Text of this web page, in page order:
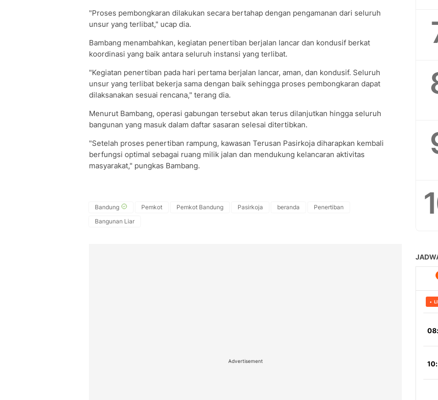
"Proses pembongkaran dilakukan secara bertahap dengan pengamanan dari seluruh
unsur yang terlibat," ucap dia.
Bambang menambahkan, kegiatan penertiban berjalan lancar dan kondusif berkat
koordinasi yang baik antara seluruh instansi yang terlibat.
"Kegiatan penertiban pada hari pertama berjalan lancar, aman, dan kondusif. Seluruh
unsur yang terlibat bekerja sama dengan baik sehingga proses pembongkaran dapat
dilaksanakan sesuai rencana," terang dia.
Menurut Bambang, operasi gabungan tersebut akan terus dilanjutkan hingga seluruh
bangunan yang masuk dalam daftar sasaran selesai ditertibkan.
"Setelah proses penertiban rampung, kawasan Terusan Pasirkoja diharapkan kembali
berfungsi optimal sebagai ruang milik jalan dan mendukung kelancaran aktivitas
masyarakat," pungkas Bambang.
Bandung Pemkot Pemkot Bandung Pasirkoja beranda
Penertiban
Bangunan Liar
Advertisement